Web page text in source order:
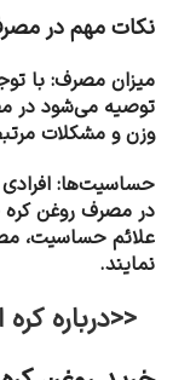
نکات مهم در
میزان مصرف: با
توصیه می‌شود در
وزن و مشکلات
حساسیت‌ها:
در مصرف روغن کره
علائم حساسیت،
نمایند.
<<درباره